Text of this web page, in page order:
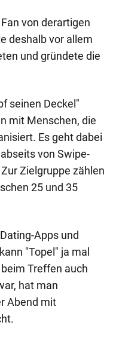
von derartigen
deshalb vor allem
und gründete die
seinen Deckel"
mit Menschen, die
Es geht dabei
von Swipe-
Zielgruppe zählen
25 und 35
Apps und
"Topel" ja mal
Treffen auch
hat man
Abend mit